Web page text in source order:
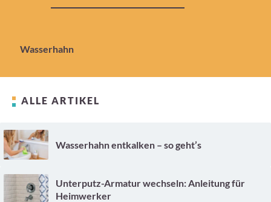
Wasserhahn
ALLE ARTIKEL
Wasserhahn entkalken – so geht’s
Unterputz-Armatur wechseln: Anleitung für
Heimwerker